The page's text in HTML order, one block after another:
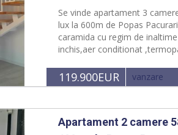
Se vinde apartament 3
lux la 600m de Popas
caramida cu regim de
inchis,aer conditionat
119.900EUR vanzare
Apartament 2 camere